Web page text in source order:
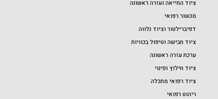
ציוד החייאה ועזרה ראשונה
מכשור רפואי
דפיברילטור וציוד נלווה
ציוד חבישה וטיפול בכוויות
ערכת עזרה ראשונה
ציוד חילוץ ופינוי
ציוד רפואי מתכלה
ריהוט רפואי